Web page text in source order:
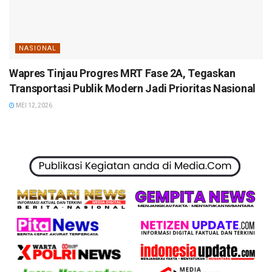
NASIONAL
Wapres Tinjau Progres MRT Fase 2A, Tegaskan
Transportasi Publik Modern Jadi Prioritas Nasional
MEI 12, 2026